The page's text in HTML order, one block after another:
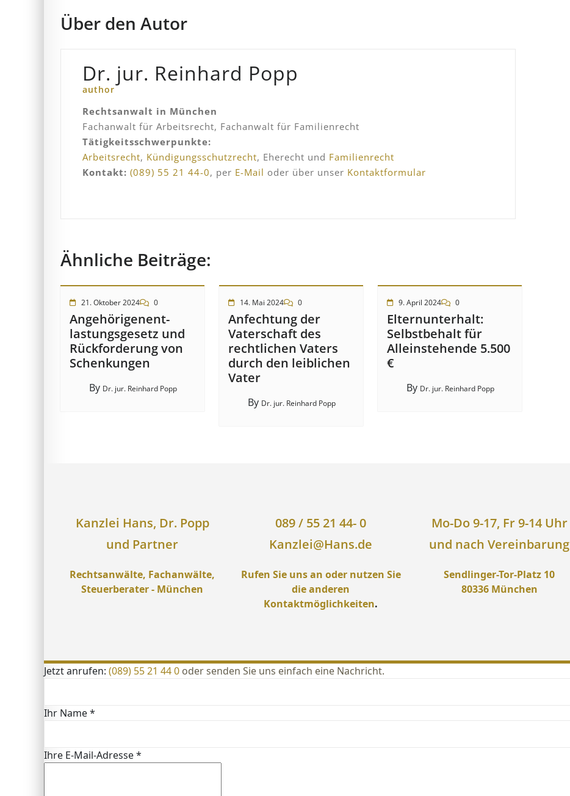
Über den Autor
Dr. jur. Reinhard Popp
author
Rechtsanwalt in München
Fachanwalt für Arbeitsrecht, Fachanwalt für Familienrecht
Tätigkeitsschwerpunkte:
Arbeitsrecht, Kündigungsschutzrecht, Eherecht und Familienrecht
Kontakt: (089) 55 21 44-0, per E-Mail oder über unser Kontaktformular
Ähnliche Beiträge:
21. Oktober 2024 0
Angehörigenent­
lastungs­ge­setz und
Rück­ford­er­ung von
Schenk­ung­en
By Dr. jur. Reinhard Popp
14. Mai 2024 0
Anfechtung der
Vaterschaft des
rechtlichen Vaters
durch den leiblichen
Vater
By Dr. jur. Reinhard Popp
9. April 2024 0
Elternunterhalt:
Selbstbehalt für
Alleinstehende 5.500
€
By Dr. jur. Reinhard Popp
Kanzlei Hans, Dr. Popp
und Partner
Rechtsanwälte, Fachanwälte,
Steuerberater - München
089 / 55 21 44- 0
Kanzlei@Hans.de
Rufen Sie uns an oder nutzen Sie
die anderen
Kontaktmöglichkeiten.
Mo-Do 9-17, Fr 9-14 Uhr
und nach Vereinbarung
Sendlinger-Tor-Platz 10
80336 München
Jetzt anrufen: (089) 55 21 44 0 oder senden Sie uns einfach eine Nachricht.
Ihr Name *
Ihre E-Mail-Adresse *